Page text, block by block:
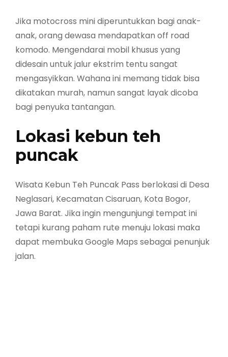
Jika motocross mini diperuntukkan bagi anak-
anak, orang dewasa mendapatkan off road
komodo. Mengendarai mobil khusus yang
didesain untuk jalur ekstrim tentu sangat
mengasyikkan. Wahana ini memang tidak bisa
dikatakan murah, namun sangat layak dicoba
bagi penyuka tantangan.
Lokasi kebun teh
puncak
Wisata Kebun Teh Puncak Pass berlokasi di Desa
Neglasari, Kecamatan Cisaruan, Kota Bogor,
Jawa Barat. Jika ingin mengunjungi tempat ini
tetapi kurang paham rute menuju lokasi maka
dapat membuka Google Maps sebagai penunjuk
jalan.